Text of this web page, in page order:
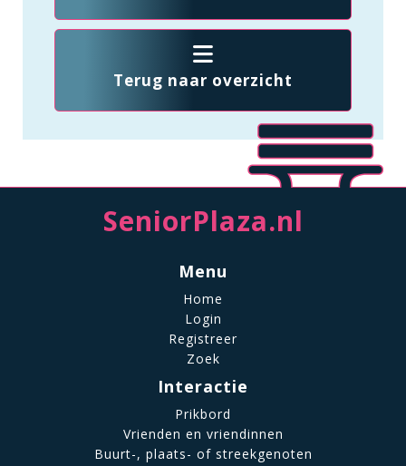
Terug naar overzicht
SeniorPlaza.nl
Menu
Home
Login
Registreer
Zoek
Interactie
Prikbord
Vrienden en vriendinnen
Buurt-, plaats- of streekgenoten